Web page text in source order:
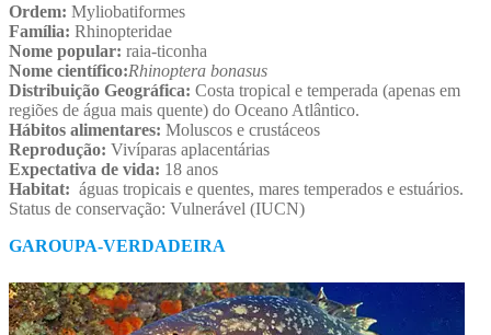
Ordem: Myliobatiformes
Família: Rhinopteridae
Nome popular: raia-ticonha
Nome científico:Rhinoptera bonasus
Distribuição Geográfica: Costa tropical e temperada (apenas em
regiões de água mais quente) do Oceano Atlântico.
Hábitos alimentares: Moluscos e crustáceos
Reprodução: Vivíparas aplacentárias
Expectativa de vida: 18 anos
Habitat: águas tropicais e quentes, mares temperados e estuários.
Status de conservação: Vulnerável (IUCN)
GAROUPA-VERDADEIRA